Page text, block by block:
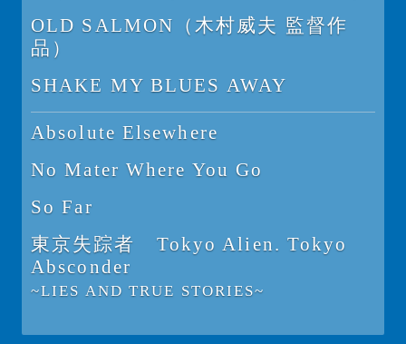
OLD SALMON（木村威夫 監督作
品）
SHAKE MY BLUES AWAY
Absolute Elsewhere
No Mater Where You Go
So Far
東京失踪者 Tokyo Alien. Tokyo
Absconder
~LIES AND TRUE STORIES~